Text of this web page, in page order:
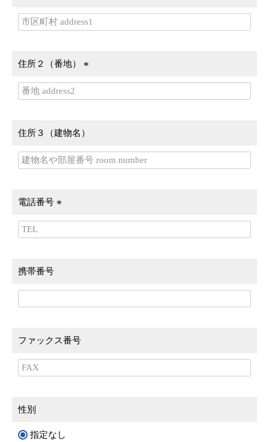
(
住所２（番地）
(
住所３（建物名）
電話番号
(
携帯番号
ファックス番号
性別
指定なし